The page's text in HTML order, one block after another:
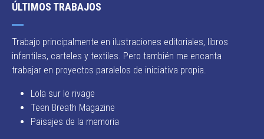
ÚLTIMOS TRABAJOS
Trabajo principalmente en ilustraciones editoriales, libros
infantiles, carteles y textiles. Pero también me encanta
trabajar en proyectos paralelos de iniciativa propia.
Lola sur le rivage
Teen Breath Magazine
Paisajes de la memoria